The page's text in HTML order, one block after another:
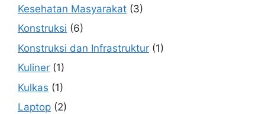
Kesehatan Masyarakat (3)
Konstruksi (6)
Konstruksi dan Infrastruktur (1)
Kuliner (1)
Kulkas (1)
Laptop (2)